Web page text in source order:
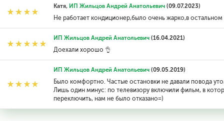
Катя, ИП Жильцов Андрей Анатольевич(09.07.2023)
Не работает кондиционер,было очень жарко,в
ИП Жильцов Андрей Анатольевич(16.04.2021)
Доехали хорошо 👌
ИП Жильцов Андрей Анатольевич(09.05.2019)
Было комфортно. Частые остановки не давали повода
Лишь один минус: по телевизору включили фильм, в
переключить, нам не было отказано=)